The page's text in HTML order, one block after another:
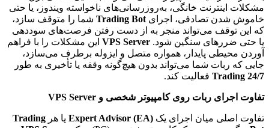
مشکلات اینترنت خانگی، به‌روزرسانی‌های ناخواسته ویندوز، یا حتی
خاموش شدن تصادفی، اجرای Trading Bot شما را متوقف سازد،
که این توقف می‌تواند منجر به از دست رفتن فرصت‌های سوددهی
یا حتی ضررهای سنگین شود. VPS Server این مشکلات را با فراهم
آوردن محیطی پایدار، همواره متصل و ایزوله برطرف می‌سازد،
جایی که ربات شما می‌تواند بدون هیچ‌گونه وقفه یا تأخیری به طور
24/7 Trading
فعالیت کند.
تفاوت اجرای ربات روی کامپیوتر شخصی و VPS Server
تفاوت اصلی میان اجرای یک Expert Advisor (EA) یا هر Trading